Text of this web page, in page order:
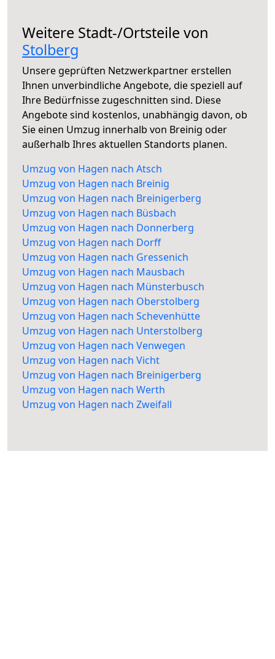
Weitere Stadt-/Ortsteile von
Stolberg
Unsere geprüften Netzwerkpartner erstellen
Ihnen unverbindliche Angebote, die speziell auf
Ihre Bedürfnisse zugeschnitten sind. Diese
Angebote sind kostenlos, unabhängig davon, ob
Sie einen Umzug innerhalb von Breinig oder
außerhalb Ihres aktuellen Standorts planen.
Umzug von Hagen nach Atsch
Umzug von Hagen nach Breinig
Umzug von Hagen nach Breinigerberg
Umzug von Hagen nach Büsbach
Umzug von Hagen nach Donnerberg
Umzug von Hagen nach Dorff
Umzug von Hagen nach Gressenich
Umzug von Hagen nach Mausbach
Umzug von Hagen nach Münsterbusch
Umzug von Hagen nach Oberstolberg
Umzug von Hagen nach Schevenhütte
Umzug von Hagen nach Unterstolberg
Umzug von Hagen nach Venwegen
Umzug von Hagen nach Vicht
Umzug von Hagen nach Breinigerberg
Umzug von Hagen nach Werth
Umzug von Hagen nach Zweifall